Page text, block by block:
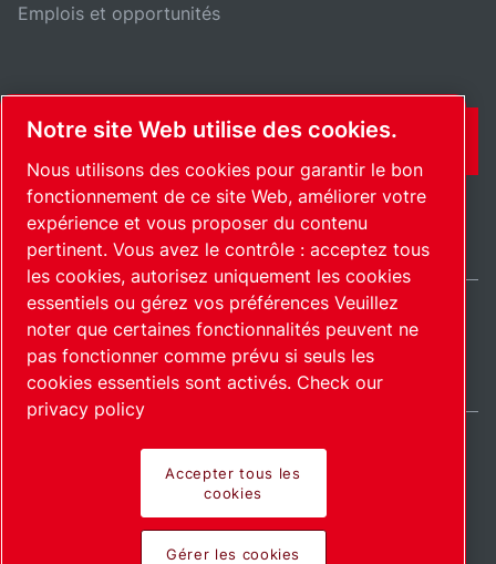
Emplois et opportunités
CONTACT
Plan du siteGérer les cookies© 2026 Copyright.
International / FR
Pioneering products.
Notre site Web utilise des cookies.
Nous utilisons des cookies pour garantir le bon
fonctionnement de ce site Web, améliorer votre
expérience et vous proposer du contenu
pertinent. Vous avez le contrôle : acceptez tous
les cookies, autorisez uniquement les cookies
essentiels ou gérez vos préférences Veuillez
noter que certaines fonctionnalités peuvent ne
pas fonctionner comme prévu si seuls les
cookies essentiels sont activés. Check our
privacy policy
Accepter tous les
cookies
Gérer les cookies